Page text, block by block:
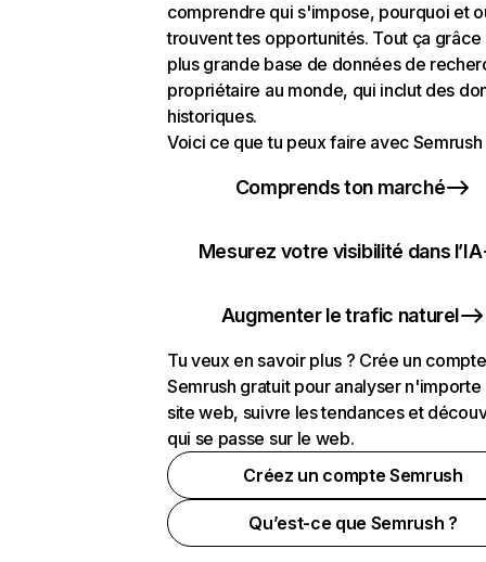
comprendre qui s'impose, pourquoi et
trouvent tes opportunités. Tout ça grâce
plus grande base de données de
propriétaire au monde, qui inclut des
historiques.
Voici ce que tu peux faire avec Semrush
Comprends ton marché
Mesurez votre visibilité dans l’IA
Augmenter le trafic naturel
Tu veux en savoir plus ? Crée un compte
Semrush gratuit pour analyser n'importe
site web, suivre les tendances et
qui se passe sur le web.
Créez un compte Semrush
Qu’est-ce que Semrush ?